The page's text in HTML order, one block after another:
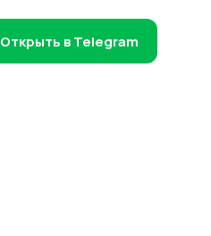
Открыть в Telegram